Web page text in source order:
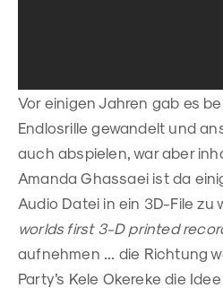
Vor einigen Jahren gab es
Endlosrille gewandelt und
auch abspielen, war aber
Amanda Ghassaei ist da
Audio Datei in ein 3D-File
worlds first 3-D printed
aufnehmen ... die Richtung
Party’s Kele Okereke die